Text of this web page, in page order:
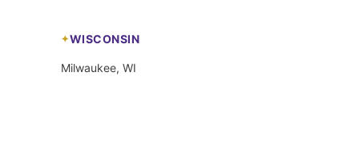
WISCONSIN
Milwaukee, WI